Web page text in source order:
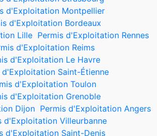
d'Exploitation Montpellier
d'Exploitation Bordeaux
Lille Permis d'Exploitation Rennes
d'Exploitation Reims
d'Exploitation Le Havre
d'Exploitation Saint-Étienne
d'Exploitation Toulon
d'Exploitation Grenoble
Dijon Permis d'Exploitation Angers
d'Exploitation Villeurbanne
d'Exploitation Saint-Denis